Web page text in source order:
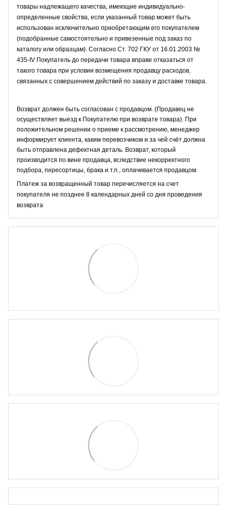
товары надлежащего качества, имеющие индивидуально-
определенные свойства, если указанный товар может быть
использован исключительно приобретающим его покупателем
(подобранные самостоятельно и привезенные под заказ по
каталогу или образцам). Согласно Ст. 702 ГКУ от 16.01.2003 №
435-IV Покупатель до передачи товара вправе отказаться от
такого товара при условии возмещения продавцу расходов,
связанных с совершением действий по заказу и доставке товара.
Возврат должен быть согласован с продавцом. (Продавец не
осуществляет выезд к Покупателю при возврате товара). При
положительном решении о приеме к рассмотрению, менеджер
информирует клиента, каким перевозчиком и за чей счёт должна
быть отправлена дефектная деталь. Возврат, который
производится по вине продавца, вследствие некорректного
подбора, пересортицы, брака и т.п., оплачивается продавцом.
Платеж за возвращенный товар перечисляется на счет
покупателя не позднее 8 календарных дней со дня проведения
возврата